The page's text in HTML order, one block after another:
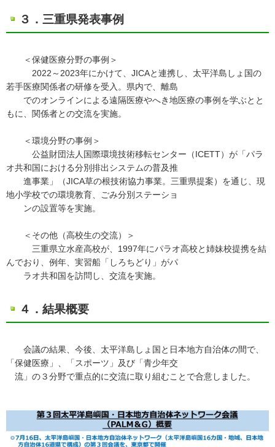
３．三重県発表事例
＜保健医療分野の事例＞
2022～2023年にかけて、JICAと連携し、太平洋島しょ国の
若手医療関係者の研修を受入。県内で、離島
でのオンラインによる遠隔医療やへき地医療の事例を学ぶとと
もに、関係者との交流を実施。
＜環境分野の事例＞
公益財団法人国際環境技術移転センター（ICETT）が「パラ
オ共和国における分別排出システムの普及推
進事業」（JICA草の根技術協力事業。三重県提案）を通じ、現
地小学校での環境教育、ごみ分別ステーショ
ンの設置等を実施。
＜その他（高校生の交流）＞
三重県立水産高校が、1997年にパラオ高校と姉妹校提携を結
んでおり、例年、実習船「しろちどり」がパ
ラオ共和国を訪問し、交流を実施。
４．結果概要
会議の結果、今後、太平洋島しょ国と日本地方自治体の間で、
「保健医療」、「スポーツ」及び「青少年交
流」の３分野で重点的に交流に取り組むことで合意しました。